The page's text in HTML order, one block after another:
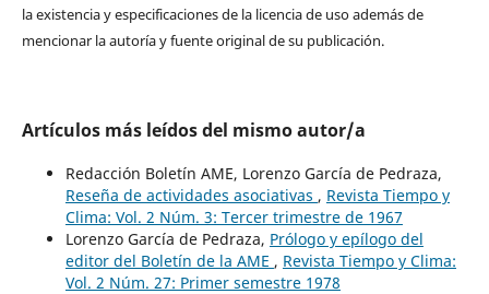
la existencia y especificaciones de la licencia de uso además de
mencionar la autoría y fuente original de su publicación.
Artículos más leídos del mismo autor/a
Redacción Boletín AME, Lorenzo García de Pedraza,
Reseña de actividades asociativas , Revista Tiempo y
Clima: Vol. 2 Núm. 3: Tercer trimestre de 1967
Lorenzo García de Pedraza, Prólogo y epílogo del
editor del Boletín de la AME , Revista Tiempo y Clima:
Vol. 2 Núm. 27: Primer semestre 1978